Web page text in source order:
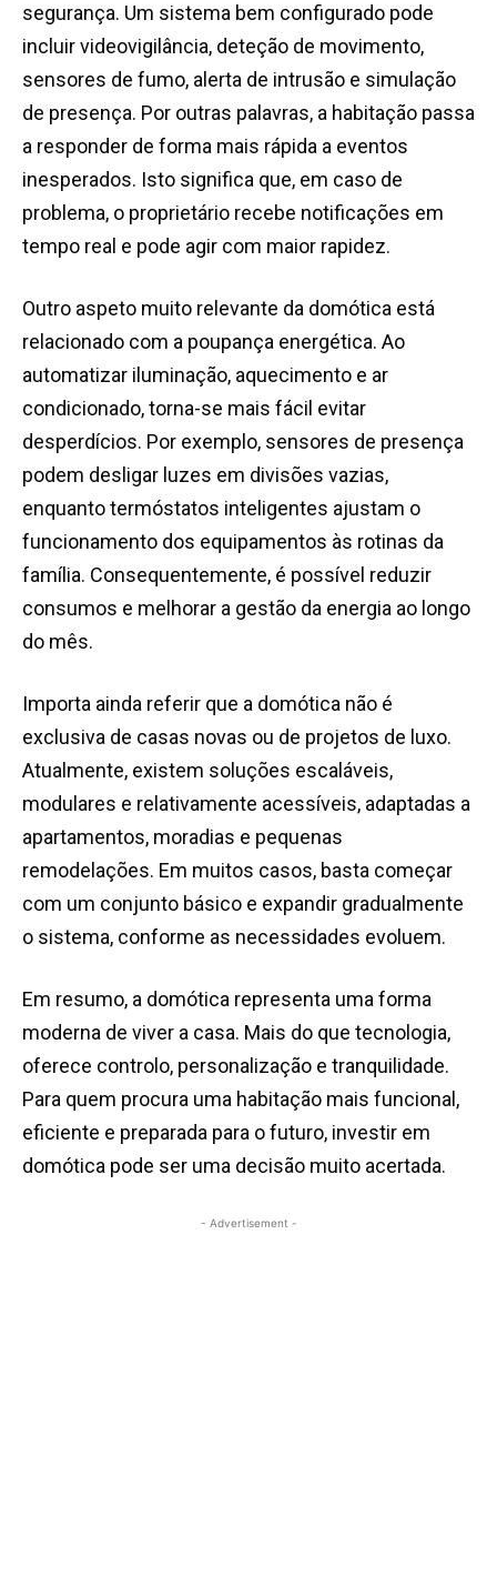
segurança. Um sistema bem configurado pode
incluir videovigilância, deteção de movimento,
sensores de fumo, alerta de intrusão e simulação
de presença. Por outras palavras, a habitação passa
a responder de forma mais rápida a eventos
inesperados. Isto significa que, em caso de
problema, o proprietário recebe notificações em
tempo real e pode agir com maior rapidez.
Outro aspeto muito relevante da domótica está
relacionado com a poupança energética. Ao
automatizar iluminação, aquecimento e ar
condicionado, torna-se mais fácil evitar
desperdícios. Por exemplo, sensores de presença
podem desligar luzes em divisões vazias,
enquanto termóstatos inteligentes ajustam o
funcionamento dos equipamentos às rotinas da
família. Consequentemente, é possível reduzir
consumos e melhorar a gestão da energia ao longo
do mês.
Importa ainda referir que a domótica não é
exclusiva de casas novas ou de projetos de luxo.
Atualmente, existem soluções escaláveis,
modulares e relativamente acessíveis, adaptadas a
apartamentos, moradias e pequenas
remodelações. Em muitos casos, basta começar
com um conjunto básico e expandir gradualmente
o sistema, conforme as necessidades evoluem.
Em resumo, a domótica representa uma forma
moderna de viver a casa. Mais do que tecnologia,
oferece controlo, personalização e tranquilidade.
Para quem procura uma habitação mais funcional,
eficiente e preparada para o futuro, investir em
domótica pode ser uma decisão muito acertada.
- Advertisement -